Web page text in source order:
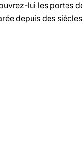
lui les portes
depuis des